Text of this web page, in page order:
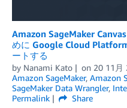
Amazon SageMaker
めに Google Cloud
ートする
by Nanami Kato on 20 11月
Amazon SageMaker, Amazon
SageMaker Data Wrangler,
Permalink
Share